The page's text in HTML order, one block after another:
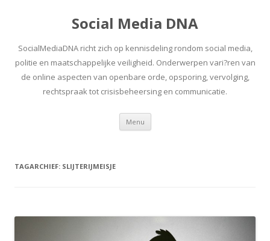
Social Media DNA
SocialMediaDNA richt zich op kennisdeling rondom social media,
politie en maatschappelijke veiligheid. Onderwerpen vari?ren van
de online aspecten van openbare orde, opsporing, vervolging,
rechtspraak tot crisisbeheersing en communicatie.
Menu Spring
inhoud
TAGARCHIEF: SLIJTERIJMEISJE